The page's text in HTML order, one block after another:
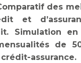
des
et
Simulation
de